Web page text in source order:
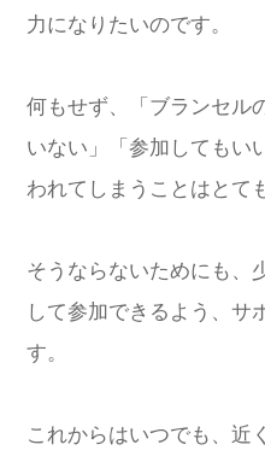
力になりたいのです。
何もせず、「ブランセル
いない」「参加してもい
われてしまうことはとて
そうならないためにも、
して参加できるよう、サ
す。
これからはいつでも、近